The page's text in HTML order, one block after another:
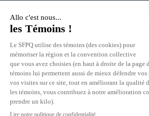
Coordonnées
418 623-2424
5100, boul. des Gradins, Québec, G2J 1N4
Relations médiatiques :eric.levesque@sfpq.qc.ca
Obtenir votre numéro de section :info@sfpq.qc.ca
Adresse courriel
info@sfpq.qc.ca